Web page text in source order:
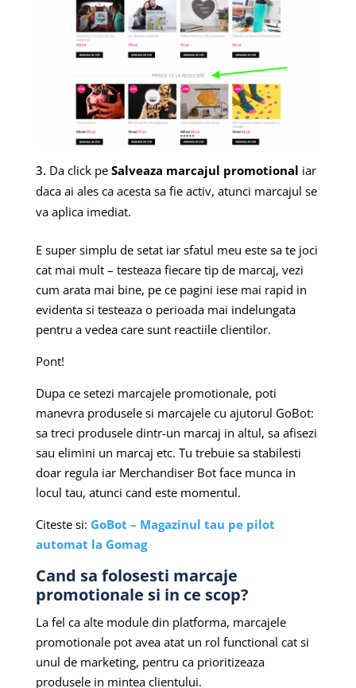
Da click pe Salveaza marcajul promotional iar
daca ai ales ca acesta sa fie activ, atunci marcajul se
va aplica imediat.
E super simplu de setat iar sfatul meu este sa te joci
cat mai mult – testeaza fiecare tip de marcaj, vezi
cum arata mai bine, pe ce pagini iese mai rapid in
evidenta si testeaza o perioada mai indelungata
pentru a vedea care sunt reactiile clientilor.
Pont!
Dupa ce setezi marcajele promotionale, poti
manevra produsele si marcajele cu ajutorul GoBot:
sa treci produsele dintr-un marcaj in altul, sa afisezi
sau elimini un marcaj etc. Tu trebuie sa stabilesti
doar regula iar Merchandiser Bot face munca in
locul tau, atunci cand este momentul.
Citeste si: GoBot – Magazinul tau pe pilot
automat la Gomag
Cand sa folosesti marcaje
promotionale si in ce scop?
La fel ca alte module din platforma, marcajele
promotionale pot avea atat un rol functional cat si
unul de marketing, pentru ca prioritizeaza
produsele in mintea clientului.